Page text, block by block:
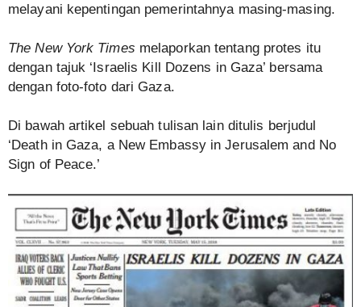
melayani kepentingan pemerintahnya masing-masing.
The New York Times melaporkan tentang protes itu
dengan tajuk ‘Israelis Kill Dozens in Gaza’ bersama
dengan foto-foto dari Gaza.
Di bawah artikel sebuah tulisan lain ditulis berjudul
‘Death in Gaza, a New Embassy in Jerusalem and No
Sign of Peace.’